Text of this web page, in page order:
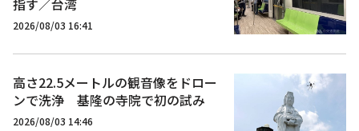
指す／台湾
2026/08/03 16:41
高さ22.5メートルの観音像をドロー
ンで洗浄 基隆の寺院で初の試み
2026/08/03 14:46